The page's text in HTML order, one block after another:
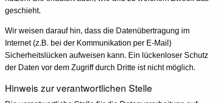
geschieht.
Wir weisen darauf hin, dass die Datenübertragung im
Internet (z.B. bei der Kommunikation per E-Mail)
Sicherheitslücken aufweisen kann. Ein lückenloser Schutz
der Daten vor dem Zugriff durch Dritte ist nicht möglich.
Hinweis zur verantwortlichen Stelle